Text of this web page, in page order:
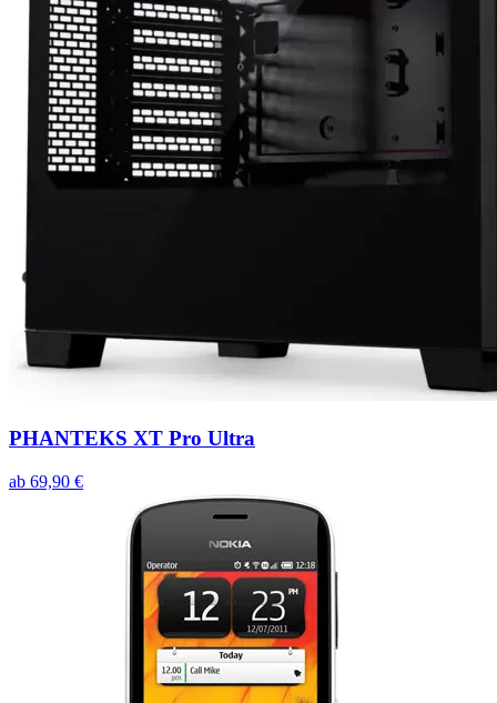
PHANTEKS XT Pro Ultra
ab 69,90 €